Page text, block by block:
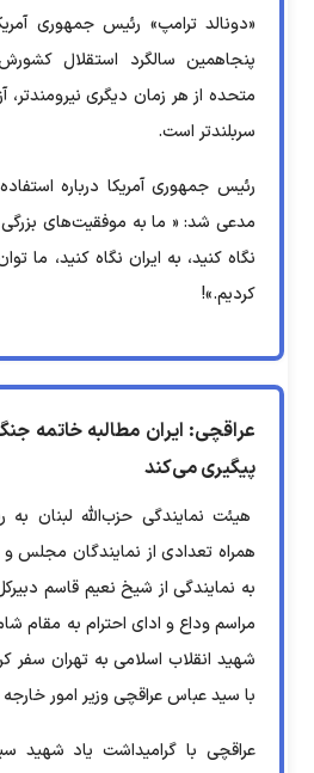
«دونالد ترامپ» رئیس جمهوری
پنجاهمین سالگرد استقلال
متحده از هر زمان دیگری نیرومندتر،
سربلندتر است.
رئیس جمهوری آمریکا درباره
مدعی شد: « ما به موفقیت‌های بزرگی
نگاه کنید، به ایران نگاه کنید، ما
کردیم.»!
عراقچی: ایران مطالبه خاتمه
پیگیری می‌کند
هیئت نمایندگی حزب‌الله لبنان
همراه تعدادی از نمایندگان مجلس
به نمایندگی از شیخ نعیم قاسم
مراسم وداع و ادای احترام به مقام
شهید انقلاب اسلامی به تهران سفر
با سید عباس عراقچی وزیر امور
عراقچی با گرامیداشت یاد شهید